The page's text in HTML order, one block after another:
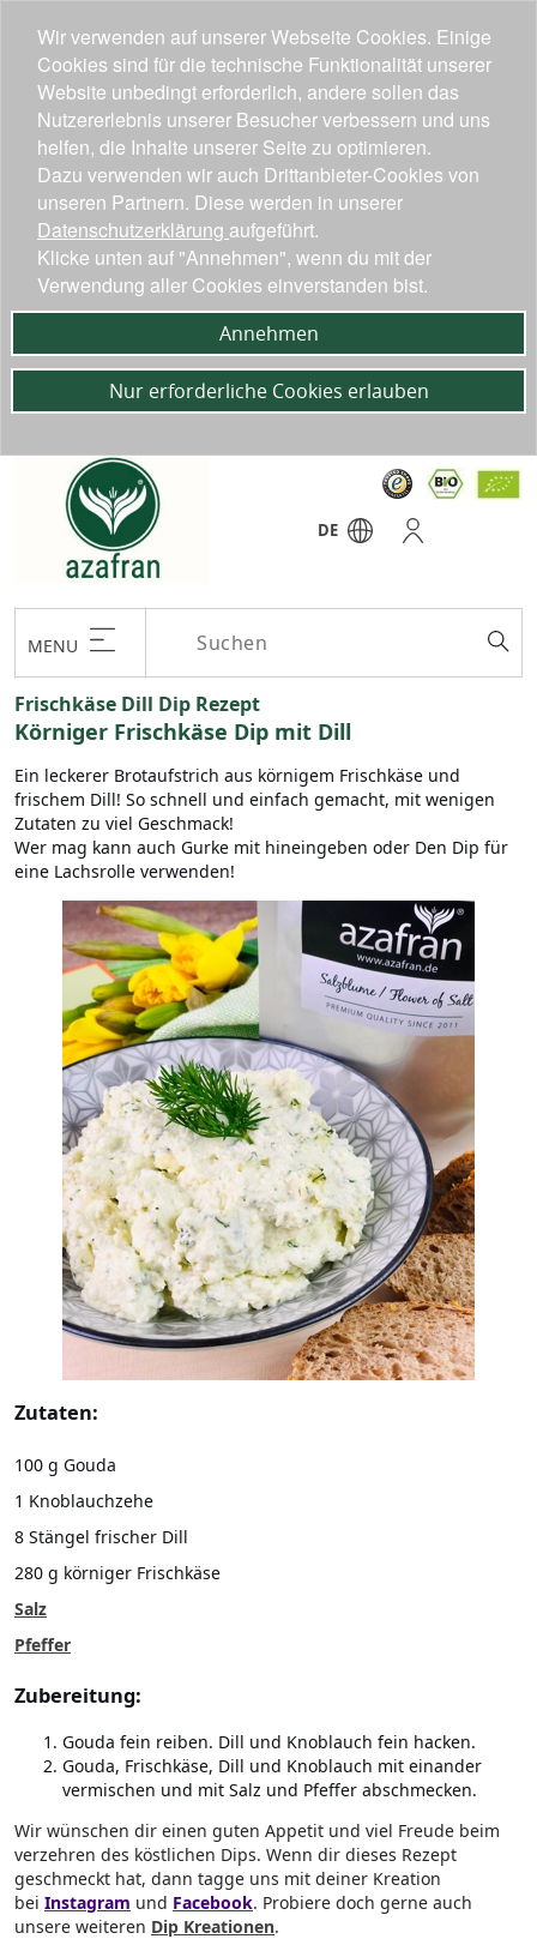
DE
MENU
Frischkäse Dill Dip Rezept
Körniger Frischkäse Dip mit Dill
Ein leckerer Brotaufstrich aus körnigem Frischkäse und
frischem Dill! So schnell und einfach gemacht, mit wenigen
Zutaten zu viel Geschmack!
Wer mag kann auch Gurke mit hineingeben oder Den Dip für
eine Lachsrolle verwenden!
Zutaten:
100 g Gouda
1 Knoblauchzehe
8 Stängel frischer Dill
280 g körniger Frischkäse
Salz
Pfeffer
Zubereitung:
Gouda fein reiben. Dill und Knoblauch fein hacken.
Gouda, Frischkäse, Dill und Knoblauch mit einander
vermischen und mit Salz und Pfeffer abschmecken.
Wir wünschen dir einen guten Appetit und viel Freude beim
verzehren des köstlichen Dips. Wenn dir dieses Rezept
geschmeckt hat, dann tagge uns mit deiner Kreation
bei Instagram und Facebook. Probiere doch gerne auch
unsere weiteren Dip Kreationen.
Wir verwenden auf unserer Webseite Cookies. Einige
Cookies sind für die technische Funktionalität unserer
Website unbedingt erforderlich, andere sollen das
Nutzererlebnis unserer Besucher verbessern und uns
helfen, die Inhalte unserer Seite zu optimieren.
Dazu verwenden wir auch Drittanbieter-Cookies von
unseren Partnern. Diese werden in unserer
Datenschutzerklärung aufgeführt.
Klicke unten auf "Annehmen", wenn du mit der
Verwendung aller Cookies einverstanden bist.
Annehmen
Nur erforderliche Cookies erlauben